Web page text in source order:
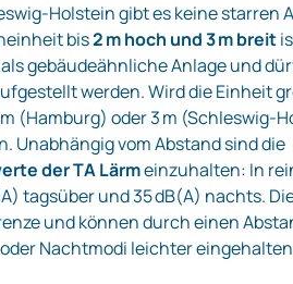
gibt es keine starren
bis2 m hoch und 3 m breit
gebäudeähnliche Anlage und
werden. Wird die Einheit
(Hamburg) oder 3 m
Unabhängig vom Abstand sind die
der TA Lärmeinzuhalten: In
tagsüber und 35 dB(A) nachts.
und können durch einen
Nachtmodi leichter